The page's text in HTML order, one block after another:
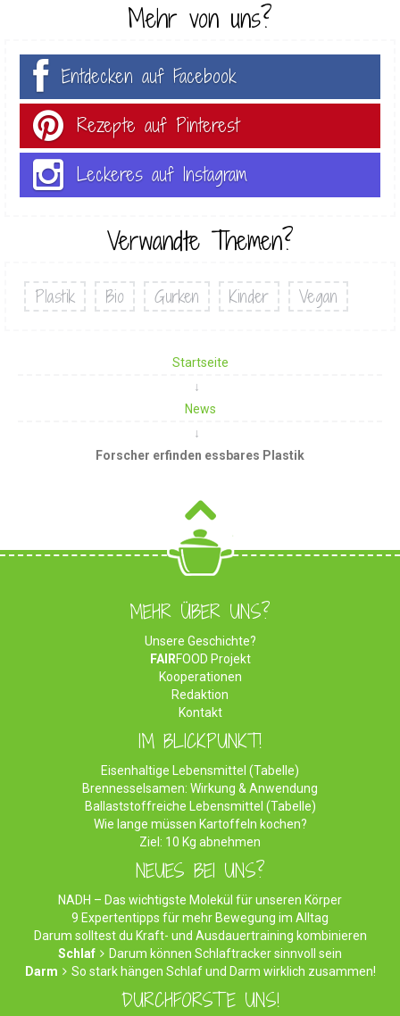
Mehr von uns?
Entdecken auf Facebook
Rezepte auf Pinterest
Leckeres auf Instagram
Verwandte Themen?
Plastik Bio Gurken Kinder Vegan
Startseite
News
Forscher erfinden essbares Plastik
MEHR ÜBER UNS?
Unsere Geschichte?
FAIRFOOD Projekt
Kooperationen
Redaktion
Kontakt
IM BLICKPUNKT!
Eisenhaltige Lebensmittel (Tabelle)
Brennesselsamen: Wirkung & Anwendung
Ballaststoffreiche Lebensmittel (Tabelle)
Wie lange müssen Kartoffeln kochen?
Ziel: 10 Kg abnehmen
NEUES BEI UNS?
NADH – Das wichtigste Molekül für unseren Körper
9 Expertentipps für mehr Bewegung im Alltag
Darum solltest du Kraft- und Ausdauertraining kombinieren
Schlaf
Darum können Schlaftracker sinnvoll sein
Darm
So stark hängen Schlaf und Darm wirklich zusammen!
DURCHFORSTE UNS!